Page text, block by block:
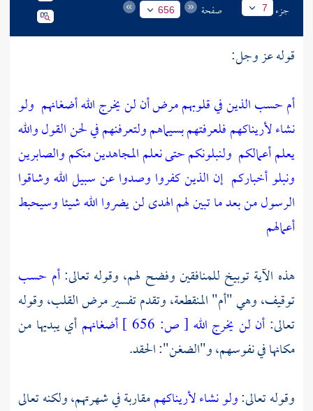
جزء 7 صفحة 656
قوله عز وجل:
أم حسب الذين في قلوبهم مرض أن لن يخرج الله أضغانهم ولو
نشاء لأريناكهم فلعرفتهم بسيماهم ولتعرفنهم في لحن القول والله
يعلم أعمالكم ولنبلونكم حتى نعلم المجاهدين منكم والصابرين
ونبلو أخباركم إن الذين كفروا وصدوا عن سبيل الله وشاقوا
الرسول من بعد ما تبين لهم الهدى لن يضروا الله شيئا وسيحبط
أعمالهم
هذه الآية توبيخ للمنافقين وفضح لهم، وقوله تعالى:أم حسب
توقيف، وهي "أم" المنقطعة، وتقدم تفسير مرض القلب، وقوله
تعالى: أن لن يخرج الله [ص: أضغانهم أي يبديها من
مكانها في نفوسهم، و"الضغن": الحقد.
وقوله تعالى:ولو نشاء لأريناكهممقاربة في شهرتهم، ولكنه تعالى